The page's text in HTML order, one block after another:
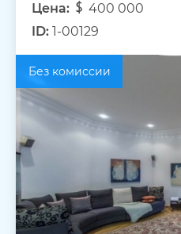
Цена:
400 000
ID: 1-00129
Без комиссии